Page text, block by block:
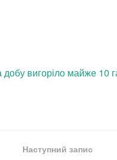
вигоріло майже 10
Наступний запис